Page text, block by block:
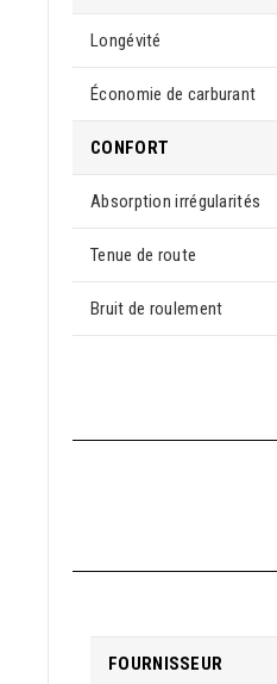
Longévité
Économie de carburant
CONFORT
Absorption irrégularités
Tenue de route
Bruit de roulement
FOURNISSEUR